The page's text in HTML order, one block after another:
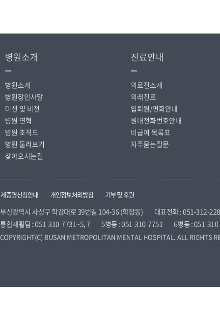
병원소개
병원소개
병원장인사말
미션 및 비전
병원 연혁
병원 조직도
병원 둘러보기
찾아오시는길
진료안내
의료진소개
외래진료
입퇴원/면회안내
원내전화번호안내
비급여 목록표
자주묻는질문
제증명신청안내 개인정보처리방침 기부 및 후원
부산광역시 사상구 학감대로 39번길 104-36 (학장동)
대표전화 : 051-312-
통합재활팀 : 051-310-7731~5, 7
5병동 : 051-310-7751 6병동 : 051-
COPYRIGHT(C) BUSAN METROPOLITAN MENTAL HOSPITAL. ALL RIGHTS